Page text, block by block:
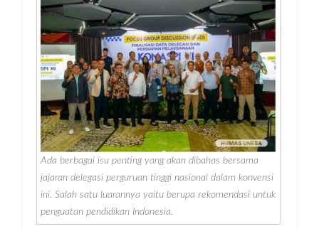
Ada berbagai isu penting yang akan dibahas bersama
jajaran delegasi perguruan tinggi nasional dalam konvensi
ini. Salah satu luarannya yaitu berupa rekomendasi untuk
penguatan pendidikan Indonesia.